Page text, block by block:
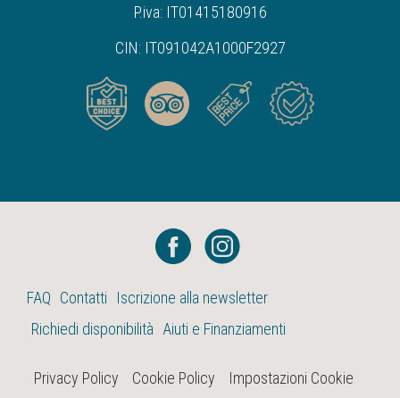
P.iva: IT01415180916
CIN: IT091042A1000F2927
FAQ Contatti
Iscrizione alla newsletter
Richiedi disponibilità Aiuti e Finanziamenti
Privacy Policy Cookie Policy Impostazioni Cookie